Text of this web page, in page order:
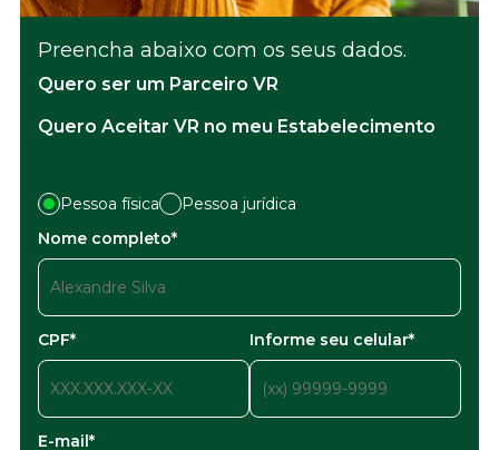
Preencha abaixo com os seus dados.
Quero ser um Parceiro VR
Quero Aceitar VR no meu Estabelecimento
Pessoa física
Pessoa jurídica
Nome completo*
CPF* Informe seu celular*
E-mail*